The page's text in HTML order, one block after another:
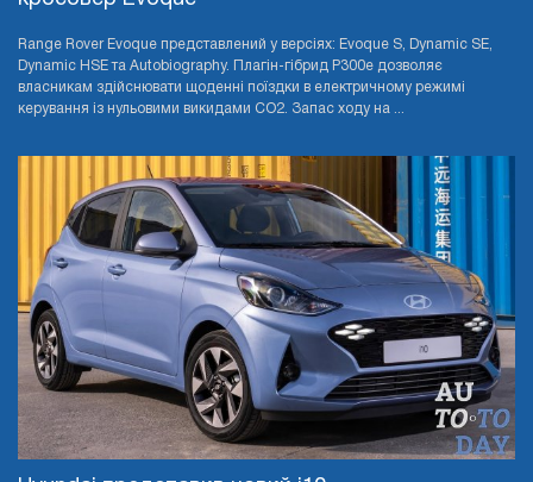
Range Rover Evoque представлений у версіях: Evoque S, Dynamic SE,
Dynamic HSE та Autobiography. Плагін-гібрид P300e дозволяє
власникам здійснювати щоденні поїздки в електричному режимі
керування із нульовими викидами CO2. Запас ходу на ...